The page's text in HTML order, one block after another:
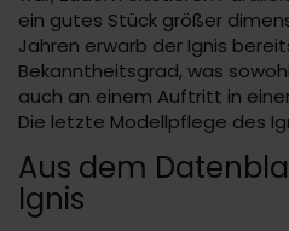
ein gutes Stück größer
Jahren erwarb der Ignis
Bekanntheitsgrad, was
auch an einem Auftritt in
Die letzte Modellpflege des
Aus dem
Ignis